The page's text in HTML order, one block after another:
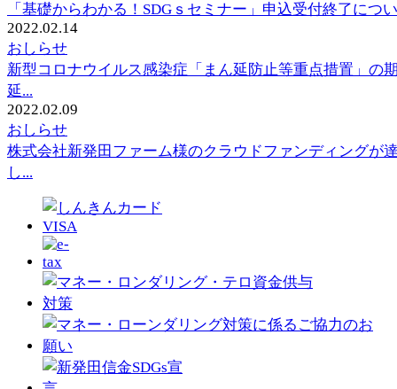
「基礎からわかる！SDGｓセミナー」申込受付終了につ
2022.02.14
おしらせ
新型コロナウイルス感染症「まん延防止等重点措置」の
延...
2022.02.09
おしらせ
株式会社新発田ファーム様のクラウドファンディングが
し...